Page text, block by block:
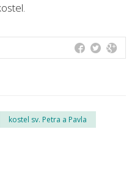
kostel sv. Petra a Pavla